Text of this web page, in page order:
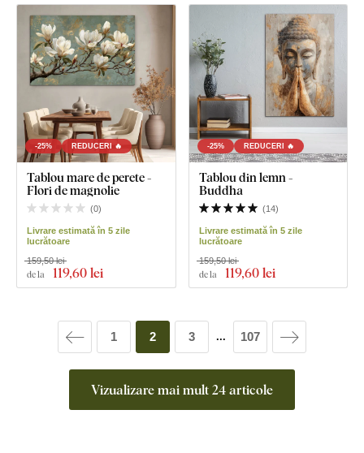
-25% REDUCERI 🔥
Tablou mare de perete -
Flori de magnolie
(0)
Livrare estimată în 5 zile
lucrătoare
de la 119,60 lei
159,50 lei
-25% REDUCERI 🔥
Tablou din lemn -
Buddha
(14)
Livrare estimată în 5 zile
lucrătoare
de la 119,60 lei
159,50 lei
Vizualizare mai mult 24 articole
1 2 3 ... 107